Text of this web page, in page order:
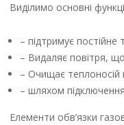
Виділимо основні
– підтримує постійне
– Видаляє повітря,
– Очищає теплоносій
– шляхом
Елементи обв’язки